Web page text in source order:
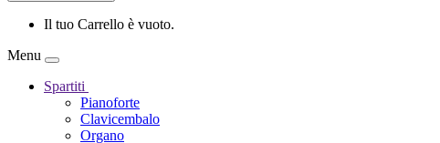
Il tuo Carrello è vuoto.
Menu
Spartiti
Pianoforte
Clavicembalo
Organo